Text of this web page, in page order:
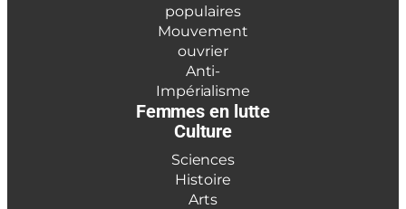
populaires
Mouvement
ouvrier
Anti-
Impérialisme
Femmes en lutte
Culture
Sciences
Histoire
Arts